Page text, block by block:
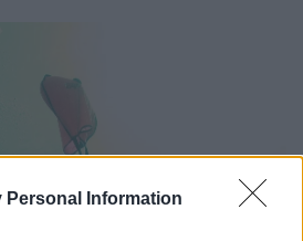
Personal Information